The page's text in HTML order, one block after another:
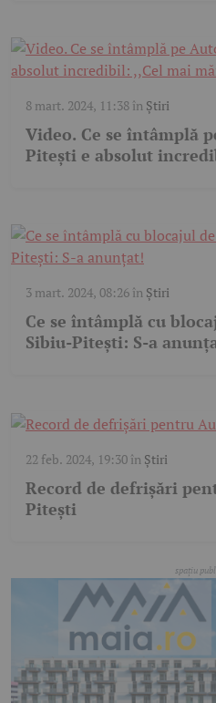
8 mart. 2024, 11:38 în Știri
Video. Ce se întâmplă
Pitești e absolut
3 mart. 2024, 08:26 în Știri
Ce se întâmplă cu
Sibiu-Pitești: S-a
22 feb. 2024, 19:30 în Știri
Record de defrișări
Pitești